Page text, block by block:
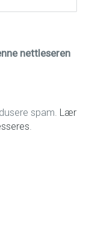
nettleseren
spam. Lær
.